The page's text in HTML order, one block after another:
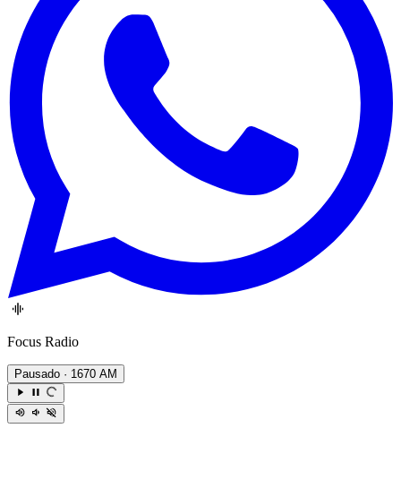
Focus Radio
Pausado · 1670 AM